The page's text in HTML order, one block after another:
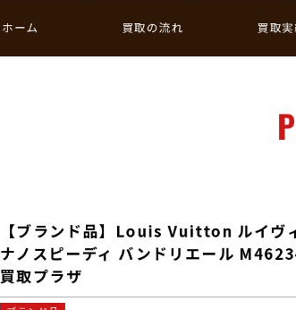
ホーム 買取の流れ 買取
【ブランド品】Louis Vuitton ルイヴ
ナノスピーディ バンドリエール
買取プラザ